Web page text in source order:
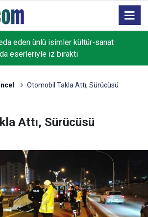
eden ünlü isimler kültür-sanat
eserleriyle iz bıraktı
Otomobil Takla Attı, Sürücüsü
Attı, Sürücüsü